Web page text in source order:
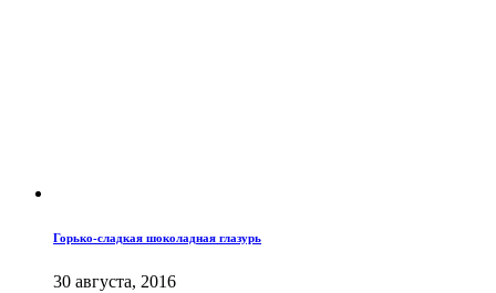
Горько-сладкая шоколадная глазурь
30 августа, 2016